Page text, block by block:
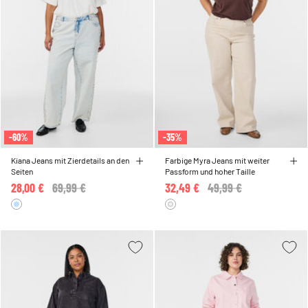
-60%
Kiana Jeans mit Zierdetails an den
Seiten
Price reduced from
69,99 €
28,00 €
-35%
Farbige Myra Jeans mit weiter
Passform und hoher Taille
Price reduced from
49,99 €
32,49 €